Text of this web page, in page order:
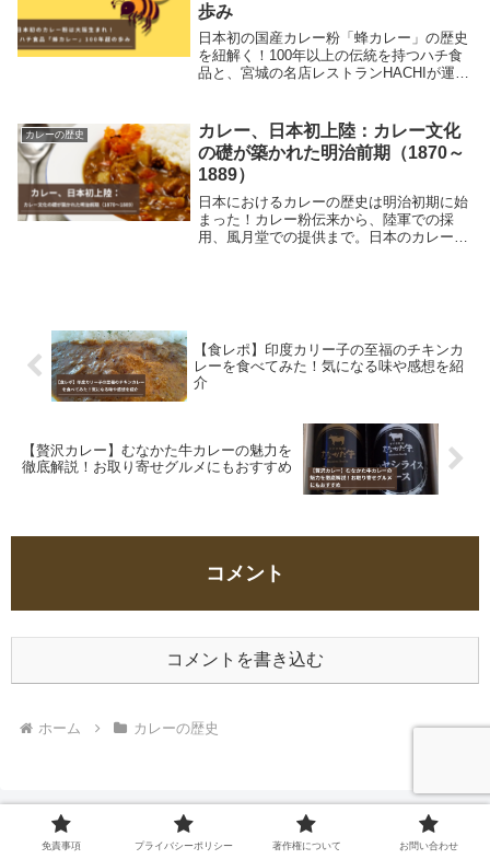
歩み
日本初の国産カレー粉「蜂カレー」の歴史
を紐解く！100年以上の伝統を持つハチ食
品と、宮城の名店レストランHACHIが運命
愛され続ける理由や開発秘話をブログで詳
しくご紹介。
カレーの歴史
カレー、日本初上陸：カレー文化
の礎が築かれた明治前期（1870～
1889）
日本におけるカレーの歴史は明治初期に始
まった！カレー粉伝来から、陸軍での採
用、風月堂での提供まで。日本のカレー文
【食レポ】印度カリー子の至福のチキンカ
レーを食べてみた！気になる味や感想を紹
介
【贅沢カレー】むなかた牛カレーの魅力を
徹底解説！お取り寄せグルメにもおすすめ
コメント
コメントを書き込む
ホーム カレーの歴史
免責事項 プライバシーポリシー 著作権について お問い合わせ